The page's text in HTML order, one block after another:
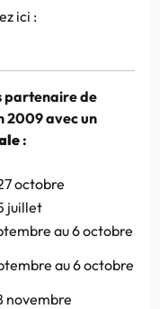
ici :
partenaire de
2009 avec un
:
octobre
juillet
au 6 octobre
au 6 octobre
novembre